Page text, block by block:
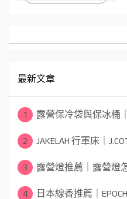
最新文章
1 露營保冷袋與保冰桶
2 JAKELAH 行軍床｜
3 露營燈推薦｜露營燈
4 日本線香推薦｜